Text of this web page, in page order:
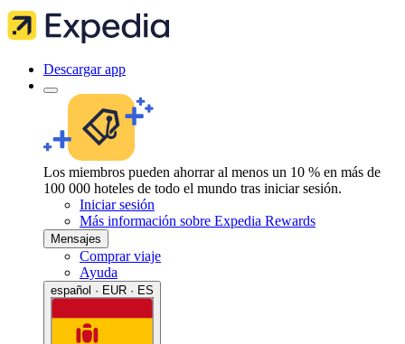
Descargar app
Los miembros pueden ahorrar al menos un 10 % en más de
100 000 hoteles de todo el mundo tras iniciar sesión.
Iniciar sesión
Más información sobre Expedia Rewards
Mensajes
Comprar viaje
Ayuda
español · EUR · ES